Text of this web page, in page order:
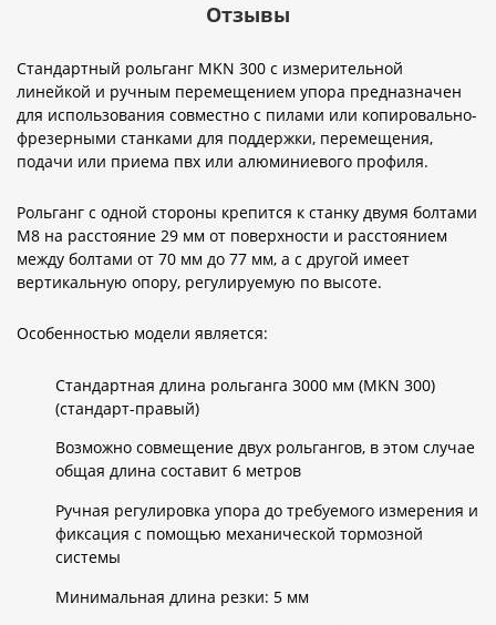
Отзывы
Стандартный рольганг MKN 300 с измерительной
линейкой и ручным перемещением упора предназначен
для использования совместно с пилами или копировально-
фрезерными станками для поддержки, перемещения,
подачи или приема пвх или алюминиевого профиля.
Рольганг с одной стороны крепится к станку двумя болтами
M8 на расстояние 29 мм от поверхности и расстоянием
между болтами от 70 мм до 77 мм, а с другой имеет
вертикальную опору, регулируемую по высоте.
Особенностью модели является:
Стандартная длина рольганга 3000 мм (МKN 300)
(стандарт-правый)
Возможно совмещение двух рольгангов, в этом случае
общая длина составит 6 метров
Ручная регулировка упора до требуемого измерения и
фиксация с помощью механической тормозной
системы
Минимальная длина резки: 5 мм